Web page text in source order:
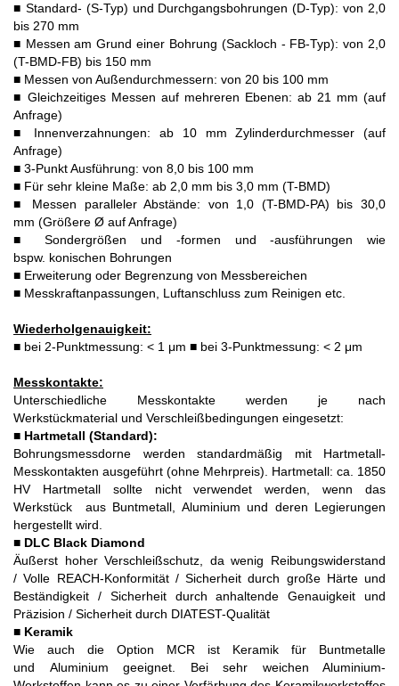
■ Standard- (S-Typ) und Durchgangsbohrungen (D-Typ): von 2,0
bis 270 mm
■ Messen am Grund einer Bohrung (Sackloch - FB-Typ): von 2,0
(T-BMD-FB) bis 150 mm
■ Messen von Außendurchmessern: von 20 bis 100 mm
■ Gleichzeitiges Messen auf mehreren Ebenen: ab 21 mm (auf
Anfrage)
■ Innenverzahnungen: ab 10 mm Zylinderdurchmesser (auf
Anfrage)
■ 3-Punkt Ausführung: von 8,0 bis 100 mm
■ Für sehr kleine Maße: ab 2,0 mm bis 3,0 mm (T-BMD)
■ Messen paralleler Abstände: von 1,0 (T-BMD-PA) bis 30,0
mm (Größere Ø auf Anfrage)
■ Sondergrößen und -formen und -ausführungen wie
bspw. konischen Bohrungen
■ Erweiterung oder Begrenzung von Messbereichen
■ Messkraftanpassungen, Luftanschluss zum Reinigen etc.
Wiederholgenauigkeit:
■ bei 2-Punktmessung: < 1 μm ■ bei 3-Punktmessung: < 2 μm
Messkontakte:
Unterschiedliche Messkontakte werden je nach
Werkstückmaterial und Verschleißbedingungen eingesetzt:
■ Hartmetall (Standard):
Bohrungsmessdorne werden standardmäßig mit Hartmetall-
Messkontakten ausgeführt (ohne Mehrpreis). Hartmetall: ca. 1850
HV Hartmetall sollte nicht verwendet werden, wenn das
Werkstück aus Buntmetall, Aluminium und deren Legierungen
hergestellt wird.
■ DLC Black Diamond
Äußerst hoher Verschleißschutz, da wenig Reibungswiderstand
/ Volle REACH-Konformität / Sicherheit durch große Härte und
Beständigkeit / Sicherheit durch anhaltende Genauigkeit und
Präzision / Sicherheit durch DIATEST-Qualität
■ Keramik
Wie auch die Option MCR ist Keramik für Buntmetalle
und Aluminium geeignet. Bei sehr weichen Aluminium-